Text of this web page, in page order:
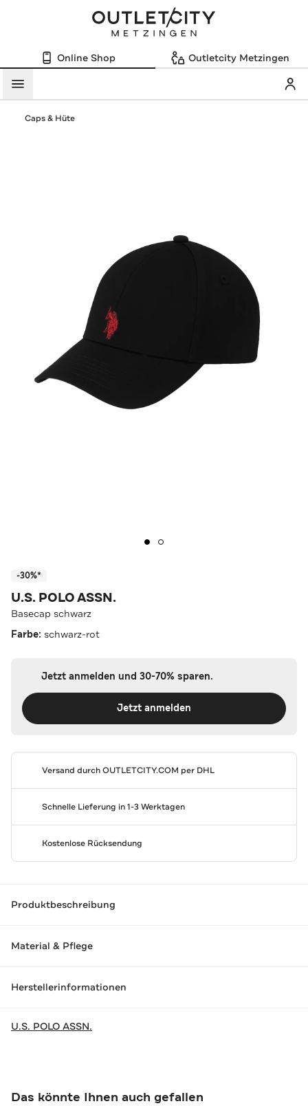
Online Shop Outletcity Metzingen
Menü
Caps & Hüte
-30%*
U.S. POLO ASSN.
Basecap schwarz
Farbe: schwarz-rot
Jetzt anmelden und 30-70% sparen.
Jetzt anmelden
Versand durchOUTLETCITY.COM per DHL
Schnelle Lieferung in 1-3 Werktagen
Kostenlose Rücksendung
Produktbeschreibung
Material & Pflege
Herstellerinformationen
U.S. POLO ASSN.
Das könnte Ihnen auch gefallen